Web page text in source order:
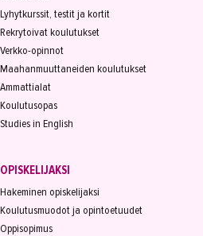
Lyhytkurssit, testit ja kortit
Rekrytoivat koulutukset
Verkko-opinnot
Maahanmuuttaneiden koulutukset
Ammattialat
Koulutusopas
Studies in English
OPISKELIJAKSI
Hakeminen opiskelijaksi
Koulutusmuodot ja opintoetuudet
Oppisopimus